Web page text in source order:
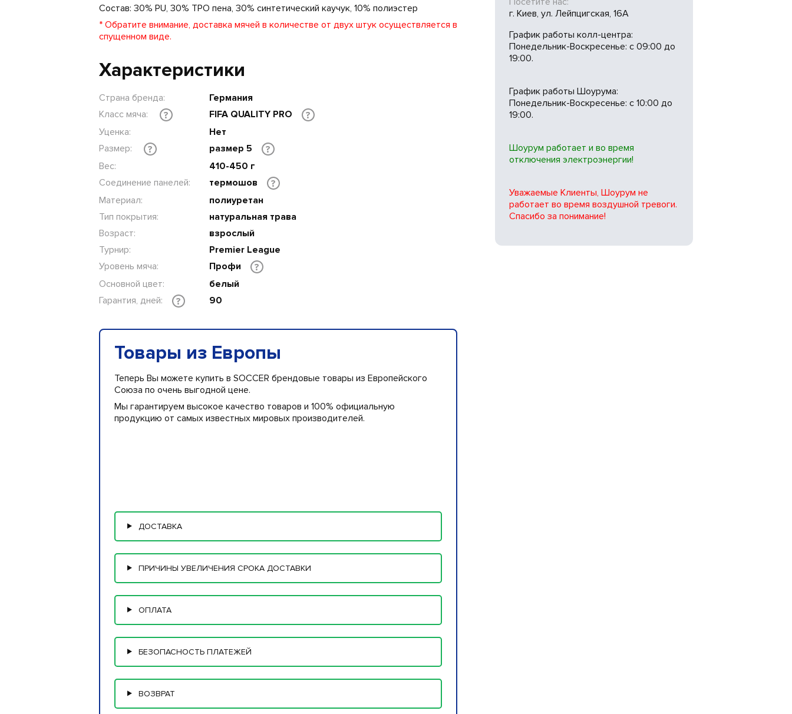
Состав: 30% PU, 30% TPO пена, 30% синтетический каучук, 10% полиэстер
* Обратите внимание, доставка мячей в количестве от двух штук осуществляется в
спущенном виде.
Характеристики
Страна бренда:
Германия
Класс мяча:
? FIFA QUALITY PRO
?
Уценка:
Нет
Размер:
? размер 5
?
Вес:
410-450 г
Соединение панелей:
термошов
?
Материал:
полиуретан
Тип покрытия:
натуральная трава
Возраст:
взрослый
Турнир:
Premier League
Уровень мяча:
Профи
?
Основной цвет:
белый
Гарантия, дней:
? 90
Товары из Европы
Теперь Вы можете купить в SOCCER брендовые товары из Европейского
Союза по очень выгодной цене.
Мы гарантируем высокое качество товаров и 100% официальную
продукцию от самых известных мировых производителей.
ДОСТАВКА
ПРИЧИНЫ УВЕЛИЧЕНИЯ СРОКА ДОСТАВКИ
ОПЛАТА
БЕЗОПАСНОСТЬ ПЛАТЕЖЕЙ
ВОЗВРАТ
г. Киев, ул. Лейпцигская, 16А
График работы колл-центра:
Понедельник-Воскресенье: с 09:00 до
19:00.
График работы Шоурума:
Понедельник-Воскресенье: с 10:00 до
19:00.
Шоурум работает и во время
отключения электроэнергии!
Уважаемые Клиенты, Шоурум не
работает во время воздушной тревоги.
Спасибо за понимание!